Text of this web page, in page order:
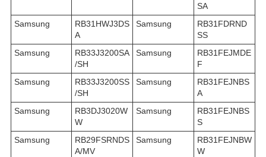
SA
Samsung
RB31HWJ3DS
A
Samsung
RB31FDRND
SS
Samsung
RB33J3200SA
/SH
Samsung
RB31FEJMDE
F
Samsung
RB33J3200SS
/SH
Samsung
RB31FEJNBS
A
Samsung
RB3DJ3020W
W
Samsung
RB31FEJNBS
S
Samsung
RB29FSRNDS
A/MV
Samsung
RB31FEJNBW
W